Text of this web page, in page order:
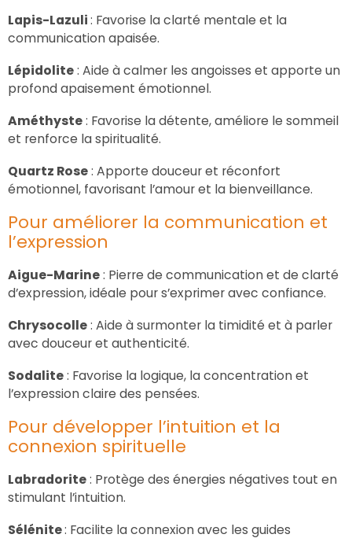
Lapis-Lazuli: Favorise la clarté mentale et la
communication apaisée.
Lépidolite: Aide à calmer les angoisses et apporte un
profond apaisement émotionnel.
Améthyste: Favorise la détente, améliore le sommeil
et renforce la spiritualité.
Quartz Rose: Apporte douceur et réconfort
émotionnel, favorisant l’amour et la bienveillance.
Pour améliorer la communication et
l’expression
Aigue-Marine: Pierre de communication et de clarté
d’expression, idéale pour s’exprimer avec confiance.
Chrysocolle: Aide à surmonter la timidité et à parler
avec douceur et authenticité.
Sodalite: Favorise la logique, la concentration et
l’expression claire des pensées.
Pour développer l’intuition et la
connexion spirituelle
Labradorite: Protège des énergies négatives tout en
stimulant l’intuition.
Sélénite: Facilite la connexion avec les guides